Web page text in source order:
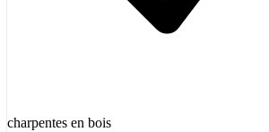
charpentes en bois